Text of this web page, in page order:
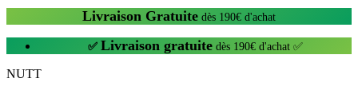
Livraison Gratuite dès 190€ d'achat
✅ Livraison gratuite dès 190€ d'achat ✅
NUTT